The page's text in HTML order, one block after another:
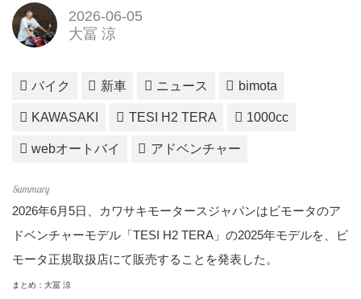
2026-06-05
大冨 涼
バイク 新車 ニュース bimota
KAWASAKI TESI H2 TERA 1000cc
webオートバイ アドベンチャー
2026年6月5日、カワサキモータースジャパンはビモータのア
ドベンチャーモデル「TESI H2 TERA」の2025年モデルを、ビ
モータ正規取扱店にて販売することを発表した。
まとめ：大冨 涼